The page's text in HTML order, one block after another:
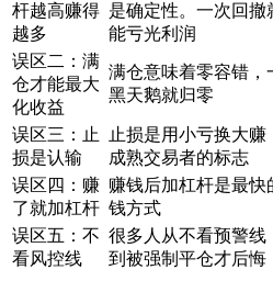
杆越高赚得
越多
是确定性。一次回撤
能亏光利润
误区二：满
仓才能最大
化收益
满仓意味着零容错，
黑天鹅就归零
误区三：止
损是认输
止损是用小亏换大赚
成熟交易者的标志
误区四：赚
了就加杠杆
赚钱后加杠杆是最快
钱方式
误区五：不
看风控线
很多人从不看预警线
到被强制平仓才后悔